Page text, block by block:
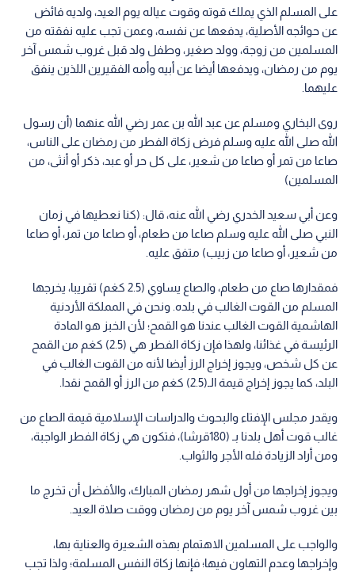
على المسلم الذي يملك قوته وقوت عياله يوم العيد، ولديه فائض
عن حوائجه الأصلية، يدفعها عن نفسه، وعمن تجب عليه نفقته من
المسلمين من زوجة، وولد صغير، وطفل ولد قبل غروب شمس آخر
يوم من رمضان، ويدفعها أيضا عن أبيه وأمه الفقيرين اللذين ينفق
عليهما.
روى البخاري ومسلم عن عبد الله بن عمر رضي الله عنهما (أن رسول
الله صلى الله عليه وسلم فرض زكاة الفطر من رمضان على الناس،
صاعا من تمر أو صاعا من شعير، على كل حر أو عبد، ذكر أو أنثى، من
المسلمين)
وعن أبي سعيد الخدري رضي الله عنه، قال: (كنا نعطيها في زمان
النبي صلى الله عليه وسلم صاعا من طعام، أو صاعا من تمر، أو صاعا
من شعير، أو صاعا من زبيب) متفق عليه.
فمقدارها صاع من طعام، والصاع يساوي (2.5 كغم) تقريبا، يخرجها
المسلم من القوت الغالب في بلده. ونحن في المملكة الأردنية
الهاشمية القوت الغالب عندنا هو القمح؛ لأن الخبز هو المادة
الرئيسة في غذائنا، ولهذا فإن زكاة الفطر هي (2.5) كغم من القمح
عن كل شخص، ويجوز إخراج الرز أيضا لأنه من القوت الغالب في
البلد، كما يجوز إخراج قيمة الـ(2.5) كغم من الرز أو القمح نقدا.
ويقدر مجلس الإفتاء والبحوث والدراسات الإسلامية قيمة الصاع من
غالب قوت أهل بلدنا بـ (180قرشا)، فتكون هي زكاة الفطر الواجبة،
ومن أراد الزيادة فله الأجر والثواب.
ويجوز إخراجها من أول شهر رمضان المبارك، والأفضل أن تخرج ما
بين غروب شمس آخر يوم من رمضان ووقت صلاة العيد.
والواجب على المسلمين الاهتمام بهذه الشعيرة والعناية بها،
وإخراجها وعدم التهاون فيها؛ فإنها زكاة النفس المسلمة؛ ولذا تجب